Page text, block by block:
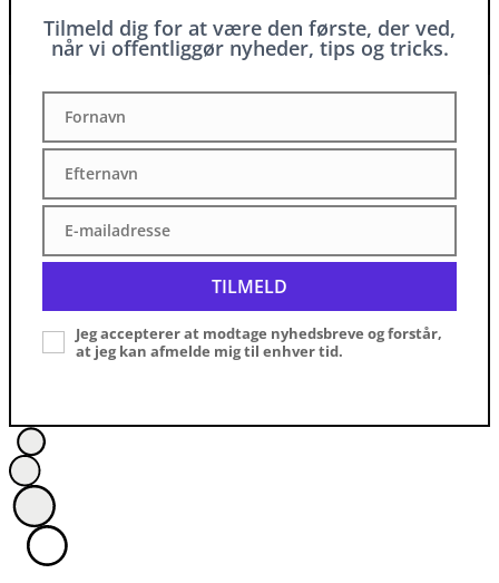
Tilmeld dig for at være den første, der ved,
når vi offentliggør nyheder, tips og tricks.
Fornavn
Fornavn
Efternavn
Efternavn
mailadresse
E-mailadresse
TILMELD
Jeg accepterer at modtage nyhedsbreve og forstår,
at jeg kan afmelde mig til enhver tid.